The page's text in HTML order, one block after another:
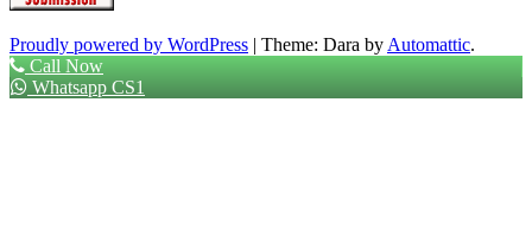
Proudly powered by WordPress | Theme: Dara by Automattic.
Call Now
Whatsapp CS1